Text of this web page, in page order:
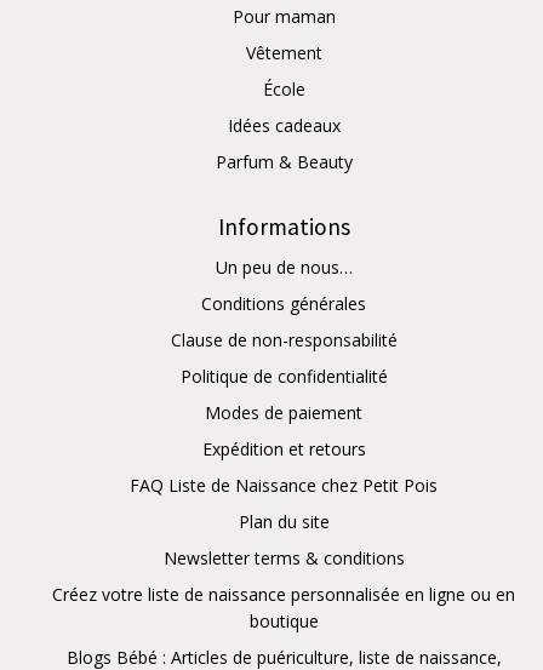
Pour maman
Vêtement
École
Idées cadeaux
Parfum & Beauty
Informations
Un peu de nous…
Conditions générales
Clause de non-responsabilité
Politique de confidentialité
Modes de paiement
Expédition et retours
FAQ Liste de Naissance chez Petit Pois
Plan du site
Newsletter terms & conditions
Créez votre liste de naissance personnalisée en ligne ou en
boutique
Blogs Bébé : Articles de puériculture, liste de naissance,